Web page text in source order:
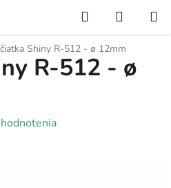
Hľadať
KOŠÍK
Shiny R-512 - ø 12mm
R-512 - ø